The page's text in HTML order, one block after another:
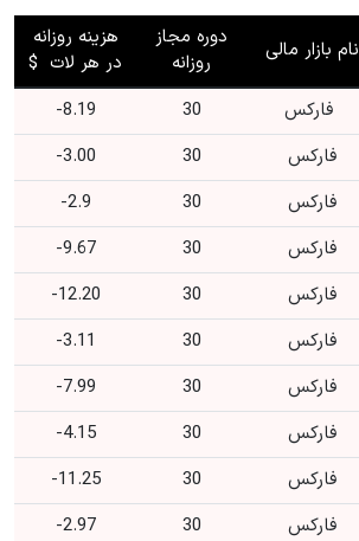
نام بازار مالی
دوره مجاز
روزانه
هزینه روزانه
در هر لات $
فارکس 30
8.19-
فارکس 30
3.00-
فارکس 30
2.9-
فارکس 30
9.67-
فارکس 30
12.20-
فارکس 30
3.11-
فارکس 30
7.99-
فارکس 30
4.15-
فارکس 30
11.25-
فارکس 30
2.97-